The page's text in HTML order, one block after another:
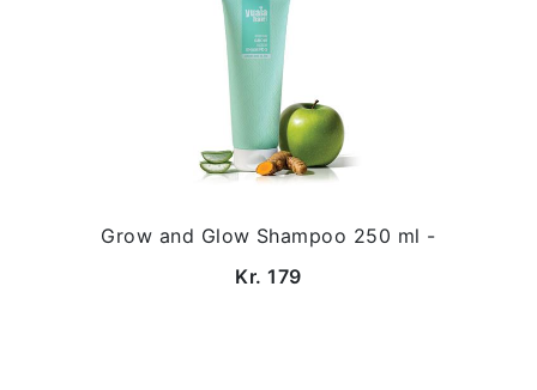
Grow and Glow Shampoo 250 ml -
Kr. 179